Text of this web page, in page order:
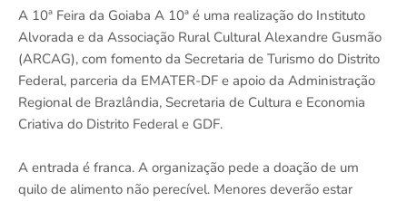
A 10ª Feira da Goiaba A 10ª é uma realização do Instituto
Alvorada e da Associação Rural Cultural Alexandre Gusmão
(ARCAG), com fomento da Secretaria de Turismo do Distrito
Federal, parceria da EMATER-DF e apoio da Administração
Regional de Brazlândia, Secretaria de Cultura e Economia
Criativa do Distrito Federal e GDF.
A entrada é franca. A organização pede a doação de um
quilo de alimento não perecível. Menores deverão estar